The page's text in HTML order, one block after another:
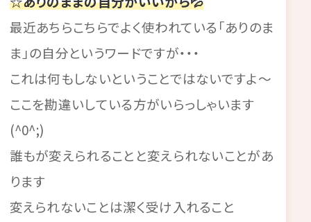
最近あちらこちらでよく使われている「ありのま
ま」の自分というワードですが・・・
これは何もしないということではないですよ～
ここを勘違いしている方がいらっしゃいます
(^0^;)
誰もが変えられることと変えられないことがあ
ります
変えられないことは潔く受け入れること